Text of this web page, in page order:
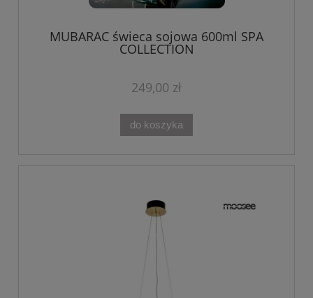
MUBARAC świeca sojowa 600ml SPA
COLLECTION
249,00 zł
do koszyka